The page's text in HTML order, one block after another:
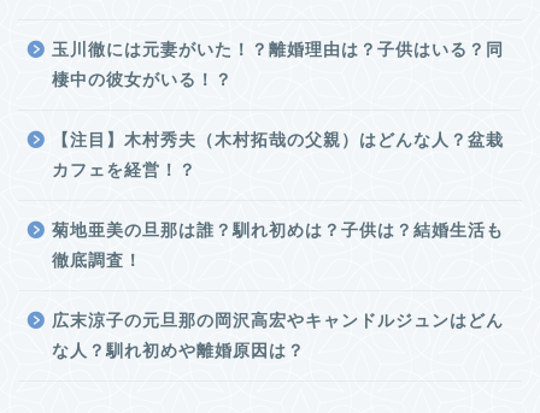
玉川徹には元妻がいた！？離婚理由は？子供はいる？同
棲中の彼女がいる！？
【注目】木村秀夫（木村拓哉の父親）はどんな人？盆栽
カフェを経営！？
菊地亜美の旦那は誰？馴れ初めは？子供は？結婚生活も
徹底調査！
広末涼子の元旦那の岡沢高宏やキャンドルジュンはどん
な人？馴れ初めや離婚原因は？